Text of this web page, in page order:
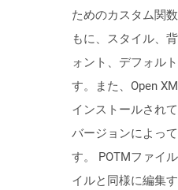
ためのカスタム関
もに、スタイル、
ォント、デフォル
す。また、Open
インストールされ
バージョンによっ
す。 POTMファイ
イルと同様に編集